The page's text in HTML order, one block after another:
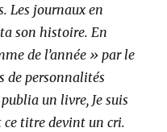
Les journaux en
son histoire. En
de l’année » par le
de personnalités
un livre, Je suis
ce titre devint un cri.